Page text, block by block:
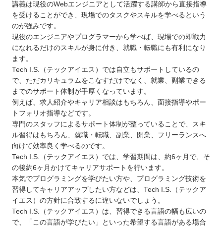
自分の住んでるエリアでプログラミングスクールを
探したい⭐️
北海道 / 東北
関東
近畿
中国
四国
九州 / 沖縄
講義は現役のWebエンジニアとして活躍する講師から直接指導
を受けることができ、現場でのタスクやスキルを学べるという
のが強みです。
現役のエンジニアやプログラマーから学べば、現場での即戦力
になれるだけのスキルが身に付き、就職・転職にも有利になり
ます。
Tech I.S.（テックアイエス）では自立もサポートしているの
で、ただカリキュラムをこなすだけでなく、就業、副業できる
までのサポート体制が手厚くなっています。
例えば、求人紹介やキャリア相談はもちろん、面接指導やポー
トフォリオ指導などです。
専門のスタッフによるサポート体制が整っていることで、スキ
ル習得はもちろん、就職・転職、副業、開業、フリーランスへ
向けて効率良く学べるのです。
Tech I.S.（テックアイエス）では、学習期間は、約6ヶ月で、そ
の後約6ヶ月かけてキャリアサポートを行います。
本気でプログラミングを学びたい方や、プログラミング技術を
習得してキャリアアップしたい方などは、Tech I.S.（テックア
イエス）の方針に合致するに違いないでしょう。
Tech I.S.（テックアイエス）は、習得できる言語の幅も広いの
で、「この言語が学びたい」といった希望する言語がある場合